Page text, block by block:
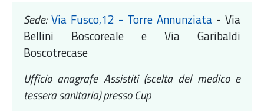
Sede:Via Fusco,12 - Torre Annunziata- Via
Bellini Boscoreale e Via Garibaldi
Boscotrecase
Ufficio anagrafe Assistiti (scelta del medico e
tessera sanitaria) presso Cup